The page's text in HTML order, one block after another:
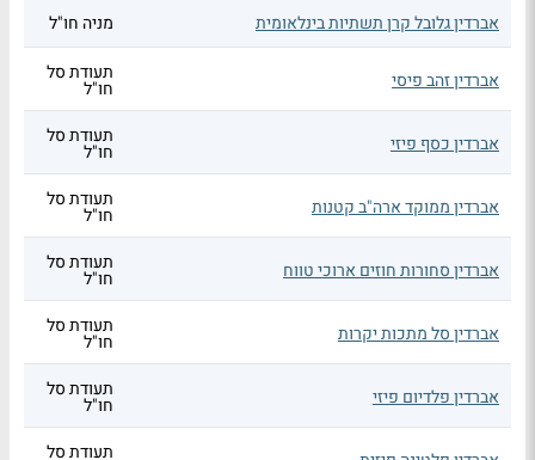
אברדין גלובל קרן תשתיות בינלאומית מניה חו"ל
אברדין זהב פיסי תעודת סל
חו"ל
אברדין כסף פיזי תעודת סל
חו"ל
אברדין ממוקד ארה"ב קטנות תעודת סל
חו"ל
אברדין סחורות חוזים ארוכי טווח תעודת סל
חו"ל
אברדין סל מתכות יקרות תעודת סל
חו"ל
אברדין פלדיום פיזי תעודת סל
חו"ל
תעודת סל